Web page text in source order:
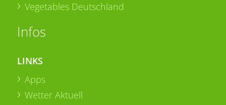
Vegetables Deutschland
Infos
LINKS
Apps
Wetter Aktuell